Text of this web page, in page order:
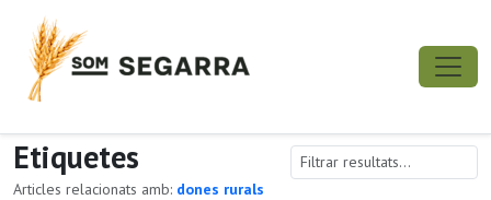
Etiquetes
Articles relacionats amb: dones rurals